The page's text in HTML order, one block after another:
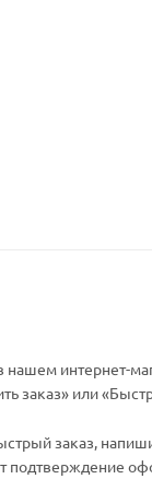
нашем интернет-
заказ» или
заказ,
подтверждение